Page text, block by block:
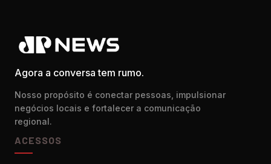
Agora a conversa tem rumo.
Nosso propósito é conectar pessoas, impulsionar
negócios locais e fortalecer a comunicação
regional.
ACESSOS